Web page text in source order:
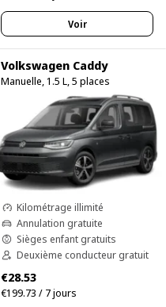
Voir
Volkswagen Caddy
Manuelle, 1.5 L, 5 places
Kilométrage illimité
Annulation gratuite
Sièges enfant gratuits
Deuxième conducteur gratuit
€28.53
€199.73 / 7 jours